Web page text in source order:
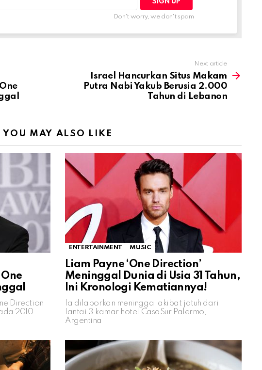
Don't worry, we don't spam
Next article
Israel Hancurkan Situs Makam
Putra Nabi Yakub Berusia 2.000
Tahun di Lebanon
YOU MAY ALSO LIKE
Direction
2010
ENTERTAINMENT MUSIC
Liam Payne ‘One Direction’
Meninggal Dunia di Usia 31 Tahun,
Ini Kronologi Kematiannya!
Ia dilaporkan meninggal akibat jatuh dari
lantai 3 kamar hotel CasaSur Palermo,
Argentina